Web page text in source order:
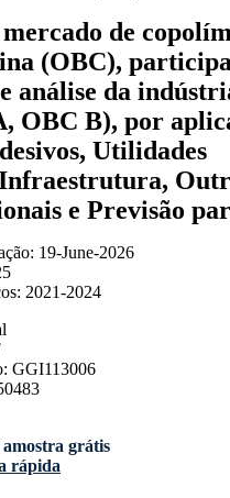
de
(OBC),
análise da
OBC B), por
Utilidades
e Previsão
19-June-2026
2021-2024
GGI113006
grátis
rápida